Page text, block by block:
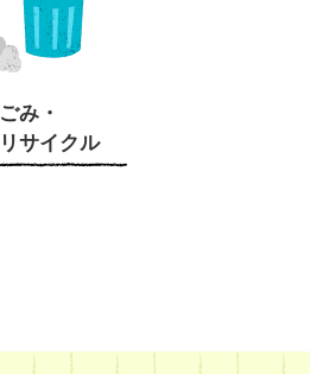
ごみ・
リサイクル